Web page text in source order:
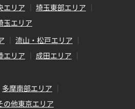
エリア
埼玉東部エリア
玉エリア
流山・松戸エリア
エリア
成田エリア
多摩南部エリア
の他東京エリア